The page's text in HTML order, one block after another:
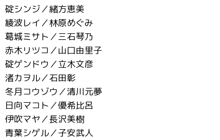
碇シンジ／緒方恵美
綾波レイ／林原めぐみ
葛城ミサト／三石琴乃
赤木リツコ／山口由里子
碇ゲンドウ／立木文彦
渚カヲル／石田彰
冬月コウゾウ／清川元夢
日向マコト／優希比呂
伊吹マヤ／長沢美樹
青葉シゲル／子安武人